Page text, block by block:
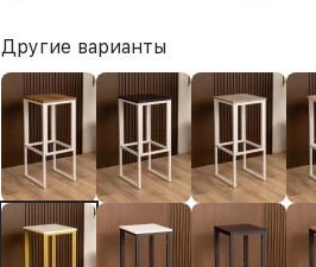
Другие варианты